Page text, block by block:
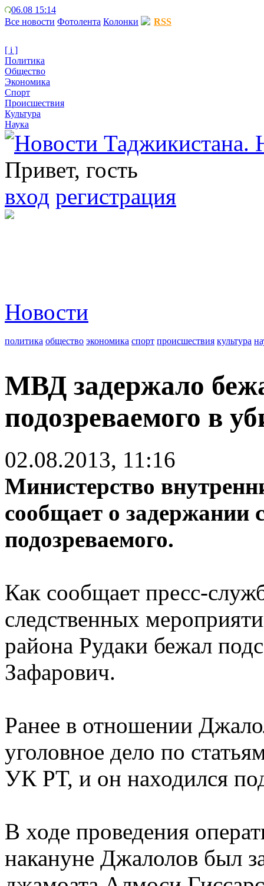
06.08 15:14
Все новости Фотолента Колонки RSS
[ i ]
Политика
Общество
Экономика
Спорт
Происшествия
Культура
Наука
Привет, гость
вход регистрация
Новости
политика общество экономика спорт происшествия культура
МВД задержало
подозреваемого в
02.08.2013, 11:16
Министерство
сообщает о задержании
подозреваемого.
Как сообщает пресс-
следственных
района Рудаки бежал
Зафарович.
Ранее в отношении
уголовное дело по
УК РТ, и он находился
В ходе проведения
накануне Джалолов был